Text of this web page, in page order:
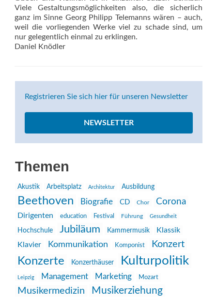
Viele Gestaltungsmöglichkeiten also, die sicherlich
ganz im Sinne Georg Philipp Telemanns wären – auch,
weil die vorliegenden Werke viel zu schade sind, um
nur gelegentlich einmal zu erklingen.
Daniel Knödler
Registrieren Sie sich hier für unseren Newsletter
NEWSLETTER
Themen
Akustik Arbeitsplatz Architektur Ausbildung
Beethoven Biografie CD Chor Corona
Dirigenten education Festival Führung Gesundheit
Hochschule Jubiläum Kammermusik
Klassik
Klavier
Kommunikation Komponist Konzert
Konzerte Konzerthäuser Kulturpolitik
Leipzig Management Marketing Mozart
Musikermedizin Musikerziehung